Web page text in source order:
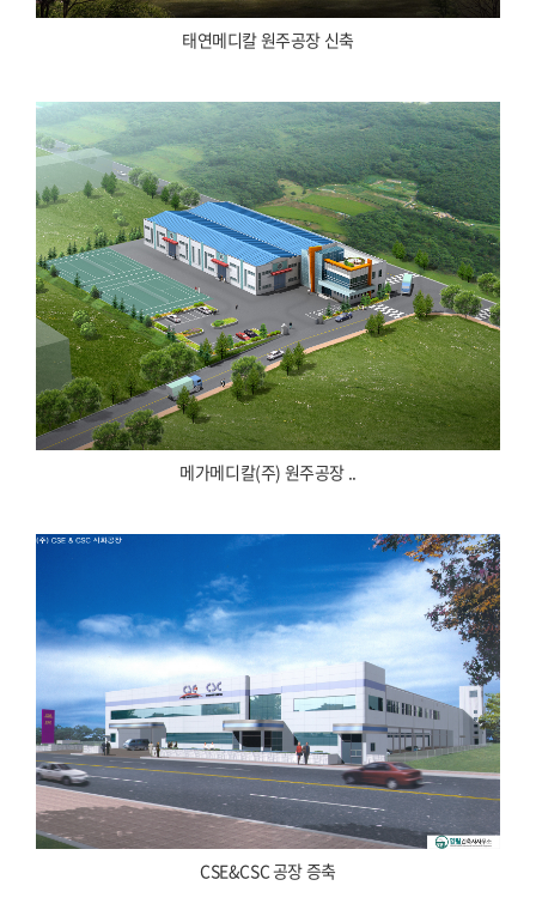
태연메디칼 원주공장 신축
메가메디칼(주) 원주공장 ..
CSE&CSC 공장 증축